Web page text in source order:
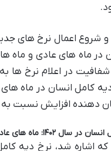
و شروع اعمال نرخ های
در ماه های عادی و ماه
در اعلام نرخ ها
دهنده افزایش نسبت به
۱۴۰۲: ماه های عادی و حرام
اشاره شد، نرخ دیه